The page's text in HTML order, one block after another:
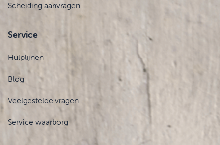
Scheiding aanvragen
Service
Hulplijnen
Blog
Veelgestelde vragen
Service waarborg